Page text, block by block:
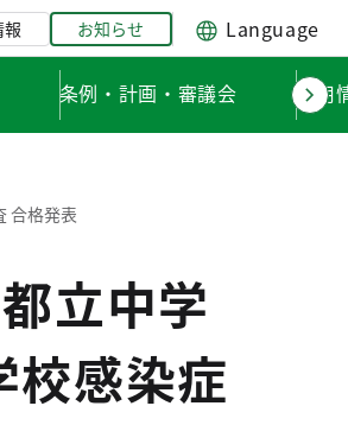
お知らせ Language
条例・計画・審議会 採用
合格発表
立中学
校感染症